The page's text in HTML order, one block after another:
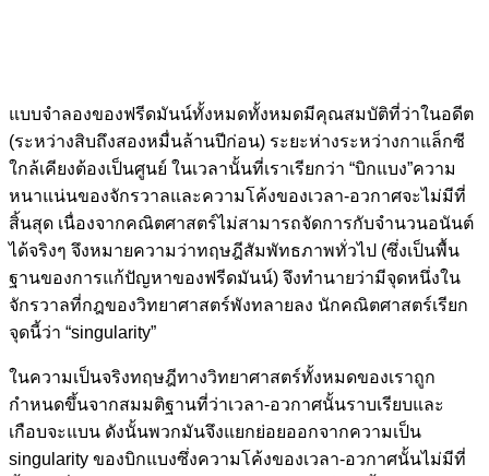
แบบจำลองของฟรีดมันน์ทั้งหมดทั้งหมดมีคุณสมบัติที่ว่าในอดีต
(ระหว่างสิบถึงสองหมื่นล้านปีก่อน) ระยะห่างระหว่างกาแล็กซี
ใกล้เคียงต้องเป็นศูนย์ ในเวลานั้นที่เราเรียกว่า “บิกแบง”ความ
หนาแน่นของจักรวาลและความโค้งของเวลา-อวกาศจะไม่มีที่
สิ้นสุด เนื่องจากคณิตศาสตร์ไม่สามารถจัดการกับจำนวนอนันต์
ได้จริงๆ จึงหมายความว่าทฤษฎีสัมพัทธภาพทั่วไป (ซึ่งเป็นพื้น
ฐานของการแก้ปัญหาของฟรีดมันน์) จึงทำนายว่ามีจุดหนึ่งใน
จักรวาลที่กฎของวิทยาศาสตร์พังทลายลง นักคณิตศาสตร์เรียก
จุดนี้ว่า “singularity”
ในความเป็นจริงทฤษฎีทางวิทยาศาสตร์ทั้งหมดของเราถูก
กำหนดขึ้นจากสมมติฐานที่ว่าเวลา-อวกาศนั้นราบเรียบและ
เกือบจะแบน ดังนั้นพวกมันจึงแยกย่อยออกจากความเป็น
singularity ของบิกแบงซึ่งความโค้งของเวลา-อวกาศนั้นไม่มีที่